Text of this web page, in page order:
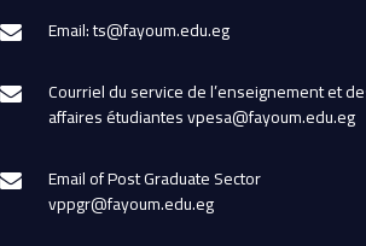
Email: ts@fayoum.edu.eg
Courriel du service de l’enseignement et
affaires étudiantes vpesa@fayoum.edu.eg
Email of Post Graduate Sector
vppgr@fayoum.edu.eg